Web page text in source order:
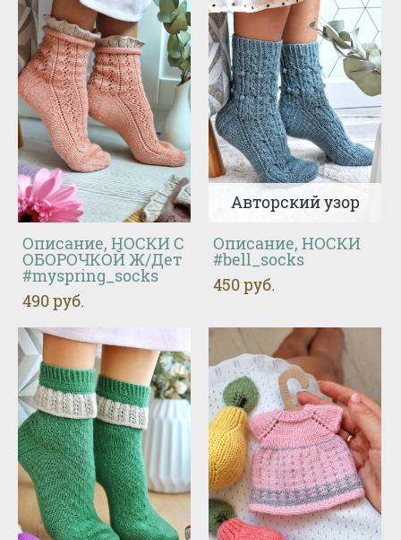
Описание, НОСКИ С
ОБОРОЧКОЙ Ж/Дет
#myspring_socks
490 pуб.
Авторский узор
Описание, НОСКИ
#bell_socks
450 pуб.